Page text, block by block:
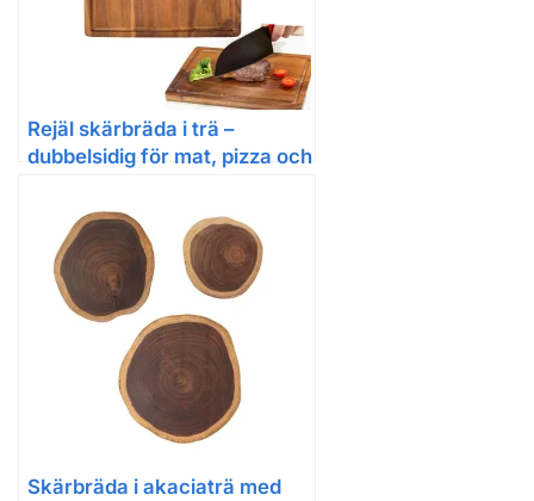
Rejäl skärbräda i trä –
dubbelsidig för mat, pizza och
Skärbräda i akaciaträ med